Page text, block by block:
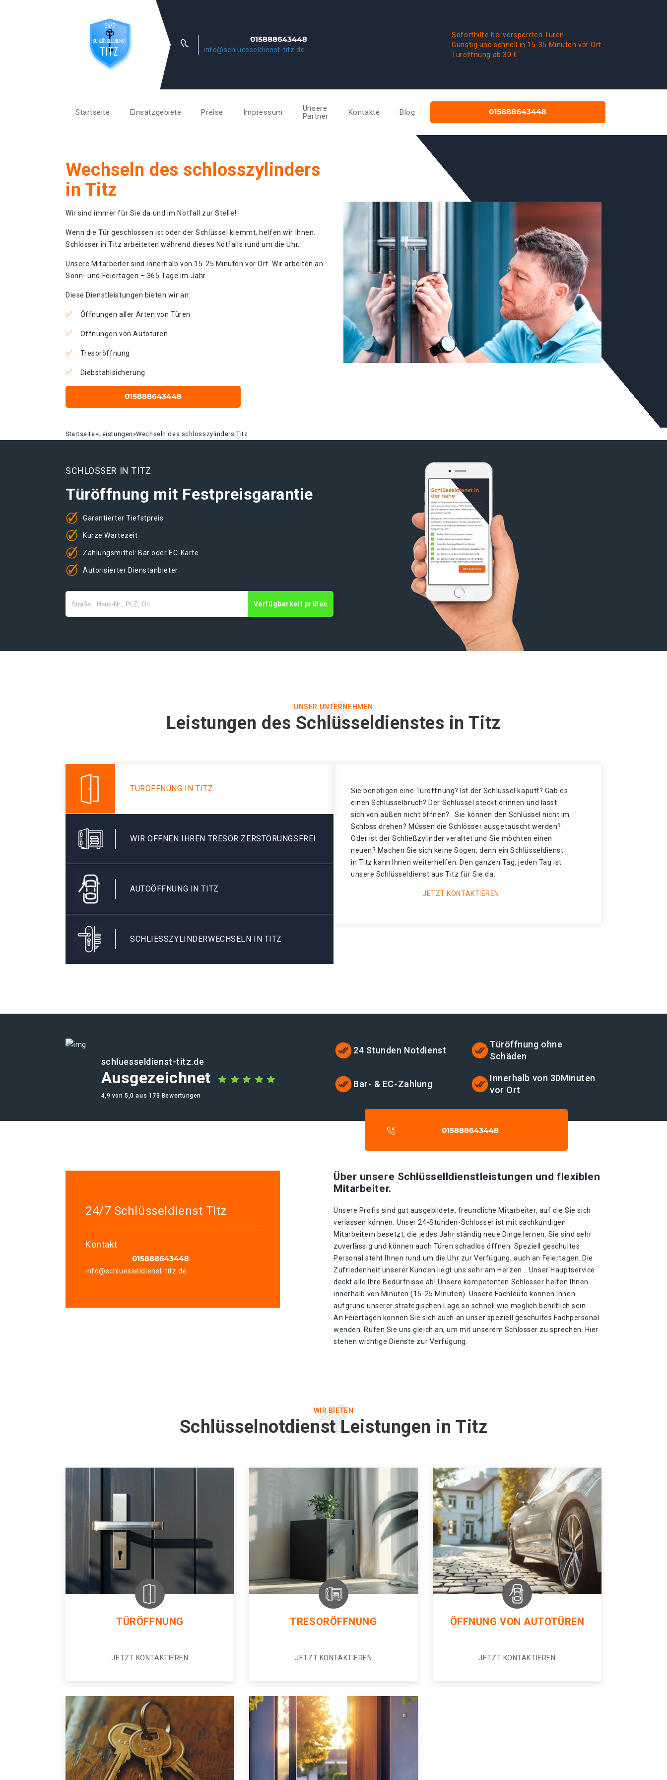
info@schluesseldienst-titz.de
Soforthilfe bei versperrten Türen
Günstig und schnell in 15-35 Minuten vor Ort
Türöffnung ab 30 €
Startseite Einsatzgebiete Preise Impressum
Unsere
Partner
Kontakte Blog
Wechseln des schlosszylinders
in Titz
Wir sind immer für Sie da und im Notfall zur Stelle!
Wenn die Tür geschlossen ist oder der Schlüssel klemmt, helfen wir Ihnen.
Schlosser in Titz arbeiteten während dieses Notfalls rund um die Uhr.
Unsere Mitarbeiter sind innerhalb von 15-25 Minuten vor Ort. Wir arbeiten an
Sonn- und Feiertagen – 365 Tage im Jahr.
Diese Dienstleistungen bieten wir an:
Öffnungen aller Arten von Türen
Öffnungen von Autotüren
Tresoröffnung
Diebstahlsicherung
Startseite»Leistungen»Wechseln des schlosszylinders Titz
SCHLOSSER IN TITZ
Türöffnung mit Festpreisgarantie
Garantierter Tiefstpreis
Kurze Wartezeit
Zahlungsmittel: Bar oder EC-Karte
Autorisierter Dienstanbieter
Verfügbarkeit prüfen
UNSER UNTERNEHMEN
Leistungen des Schlüsseldienstes in Titz
TÜRÖFFNUNG IN TITZ
WIR ÖFFNEN IHREN TRESOR ZERSTÖRUNGSFREI
AUTOÖFFNUNG IN TITZ
SCHLIESSZYLINDERWECHSELN IN TITZ
Sie benötigen eine Türöffnung? Ist der Schlüssel kaputt? Gab es
einen Schlüsselbruch? Der Schlüssel steckt drinnen und lässt
sich von außen nicht öffnen? . Sie können den Schlüssel nicht im
Schloss drehen? Müssen die Schlösser ausgetauscht werden?
Oder ist der Schließzylinder veraltet und Sie möchten einen
neuen? Machen Sie sich keine Sogen, denn ein Schlüsseldienst
in Titz kann Ihnen weiterhelfen. Den ganzen Tag, jeden Tag ist
unsere Schlüsseldienst aus Titz für Sie da.
JETZT KONTAKTIEREN
schluesseldienst-titz.de
Ausgezeichnet
4,9 von 5,0 aus 173 Bewertungen
24 Stunden Notdienst
Türöffnung ohne
Schäden
Bar- & EC-Zahlung
Innerhalb von 30Minuten
vor Ort
24/7 Schlüsseldienst Titz
Kontakt
info@schluesseldienst-titz.de
Über unsere Schlüsselldienstleistungen und flexiblen
Mitarbeiter.
Unsere Profis sind gut ausgebildete, freundliche Mitarbeiter, auf die Sie sich
verlassen können. Unser 24-Stunden-Schlosser ist mit sachkundigen
Mitarbeitern besetzt, die jedes Jahr ständig neue Dinge lernen. Sie sind sehr
zuverlässig und können auch Türen schadlos öffnen. Speziell geschultes
Personal steht Ihnen rund um die Uhr zur Verfügung, auch an Feiertagen. Die
Zufriedenheit unserer Kunden liegt uns sehr am Herzen. . Unser Hauptservice
deckt alle Ihre Bedürfnisse ab! Unsere kompetenten Schlosser helfen Ihnen
innerhalb von Minuten (15-25 Minuten). Unsere Fachleute können Ihnen
aufgrund unserer strategischen Lage so schnell wie möglich behilflich sein. .
An Feiertagen können Sie sich auch an unser speziell geschultes Fachpersonal
wenden. Rufen Sie uns gleich an, um mit unserem Schlosser zu sprechen. Hier
stehen wichtige Dienste zur Verfügung.
WIR BIETEN
Schlüsselnotdienst Leistungen in Titz
TÜRÖFFNUNG
JETZT KONTAKTIEREN
TRESORÖFFNUNG
JETZT KONTAKTIEREN
ÖFFNUNG VON AUTOTÜREN
JETZT KONTAKTIEREN